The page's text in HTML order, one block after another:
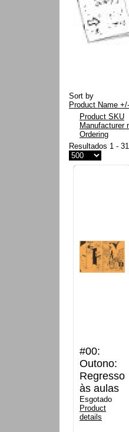
Sort by
Product Name +/-
Product SKU
Manufacturer
Ordering
Resultados 1 -
#00:
Outono:
Regresso
às aulas
Esgotado
Product
details